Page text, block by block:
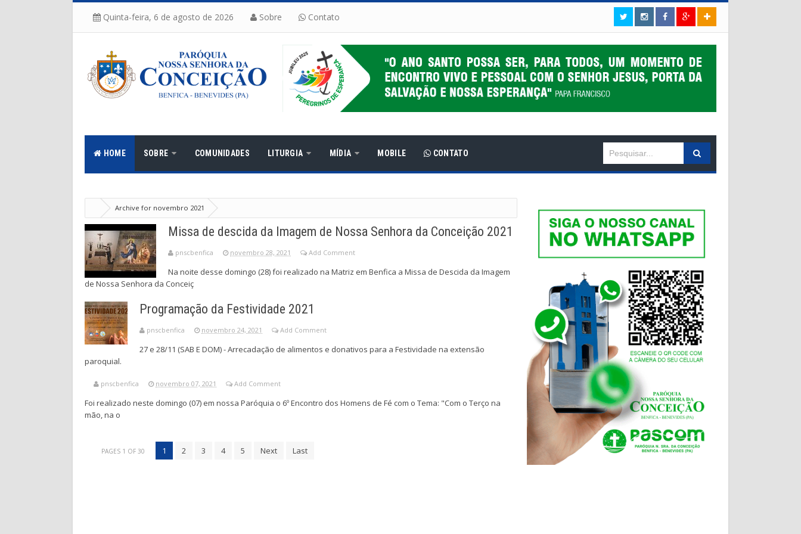
Quinta-feira, 6 de agosto de 2026 Sobre Contato
HOME SOBRE COMUNIDADES LITURGIA MÍDIA MOBILE CONTATO
Archive for novembro 2021
Missa de descida da Imagem de Nossa Senhora da Conceição 2021
pnscbenfica novembro 28, 2021 Add Comment
Na noite desse domingo (28) foi realizado na Matriz em Benfica a Missa de Descida da Imagem
de Nossa Senhora da Conceiç
Programação da Festividade 2021
pnscbenfica novembro 24, 2021 Add Comment
27 e 28/11 (SAB E DOM) - Arrecadação de alimentos e donativos para a Festividade na extensão
paroquial.
pnscbenfica novembro 07, 2021 Add Comment
Foi realizado neste domingo (07) em nossa Paróquia o 6º Encontro dos Homens de Fé com o Tema: "Com o Terço na
mão, na o
PAGES 1 OF 30 1 2 3 4 5 Next Last